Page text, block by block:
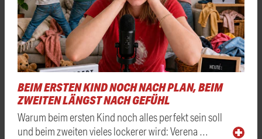
BEIM ERSTEN KIND NOCH NACH PLAN, BEIM
ZWEITEN LÄNGST NACH GEFÜHL
Warum beim ersten Kind noch alles perfekt sein soll
und beim zweiten vieles lockerer wird: Verena …